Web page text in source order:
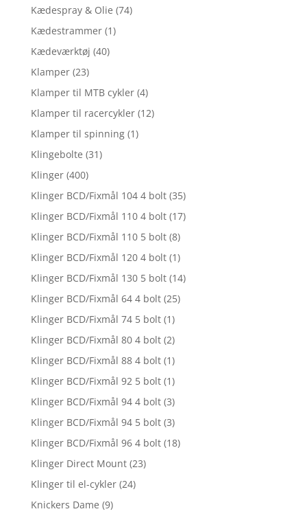
Kædespray & Olie (74)
Kædestrammer (1)
Kædeværktøj (40)
Klamper (23)
Klamper til MTB cykler (4)
Klamper til racercykler (12)
Klamper til spinning (1)
Klingebolte (31)
Klinger (400)
Klinger BCD/Fixmål 104 4 bolt (35)
Klinger BCD/Fixmål 110 4 bolt (17)
Klinger BCD/Fixmål 110 5 bolt (8)
Klinger BCD/Fixmål 120 4 bolt (1)
Klinger BCD/Fixmål 130 5 bolt (14)
Klinger BCD/Fixmål 64 4 bolt (25)
Klinger BCD/Fixmål 74 5 bolt (1)
Klinger BCD/Fixmål 80 4 bolt (2)
Klinger BCD/Fixmål 88 4 bolt (1)
Klinger BCD/Fixmål 92 5 bolt (1)
Klinger BCD/Fixmål 94 4 bolt (3)
Klinger BCD/Fixmål 94 5 bolt (3)
Klinger BCD/Fixmål 96 4 bolt (18)
Klinger Direct Mount (23)
Klinger til el-cykler (24)
Knickers Dame (9)